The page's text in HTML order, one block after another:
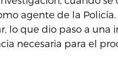
agente de la
lo que dio paso a una
necesaria para el